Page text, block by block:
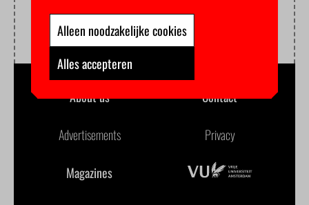
About us Contact
Advertisements Privacy
Magazines
Alleen noodzakelijke cookies
Alles accepteren